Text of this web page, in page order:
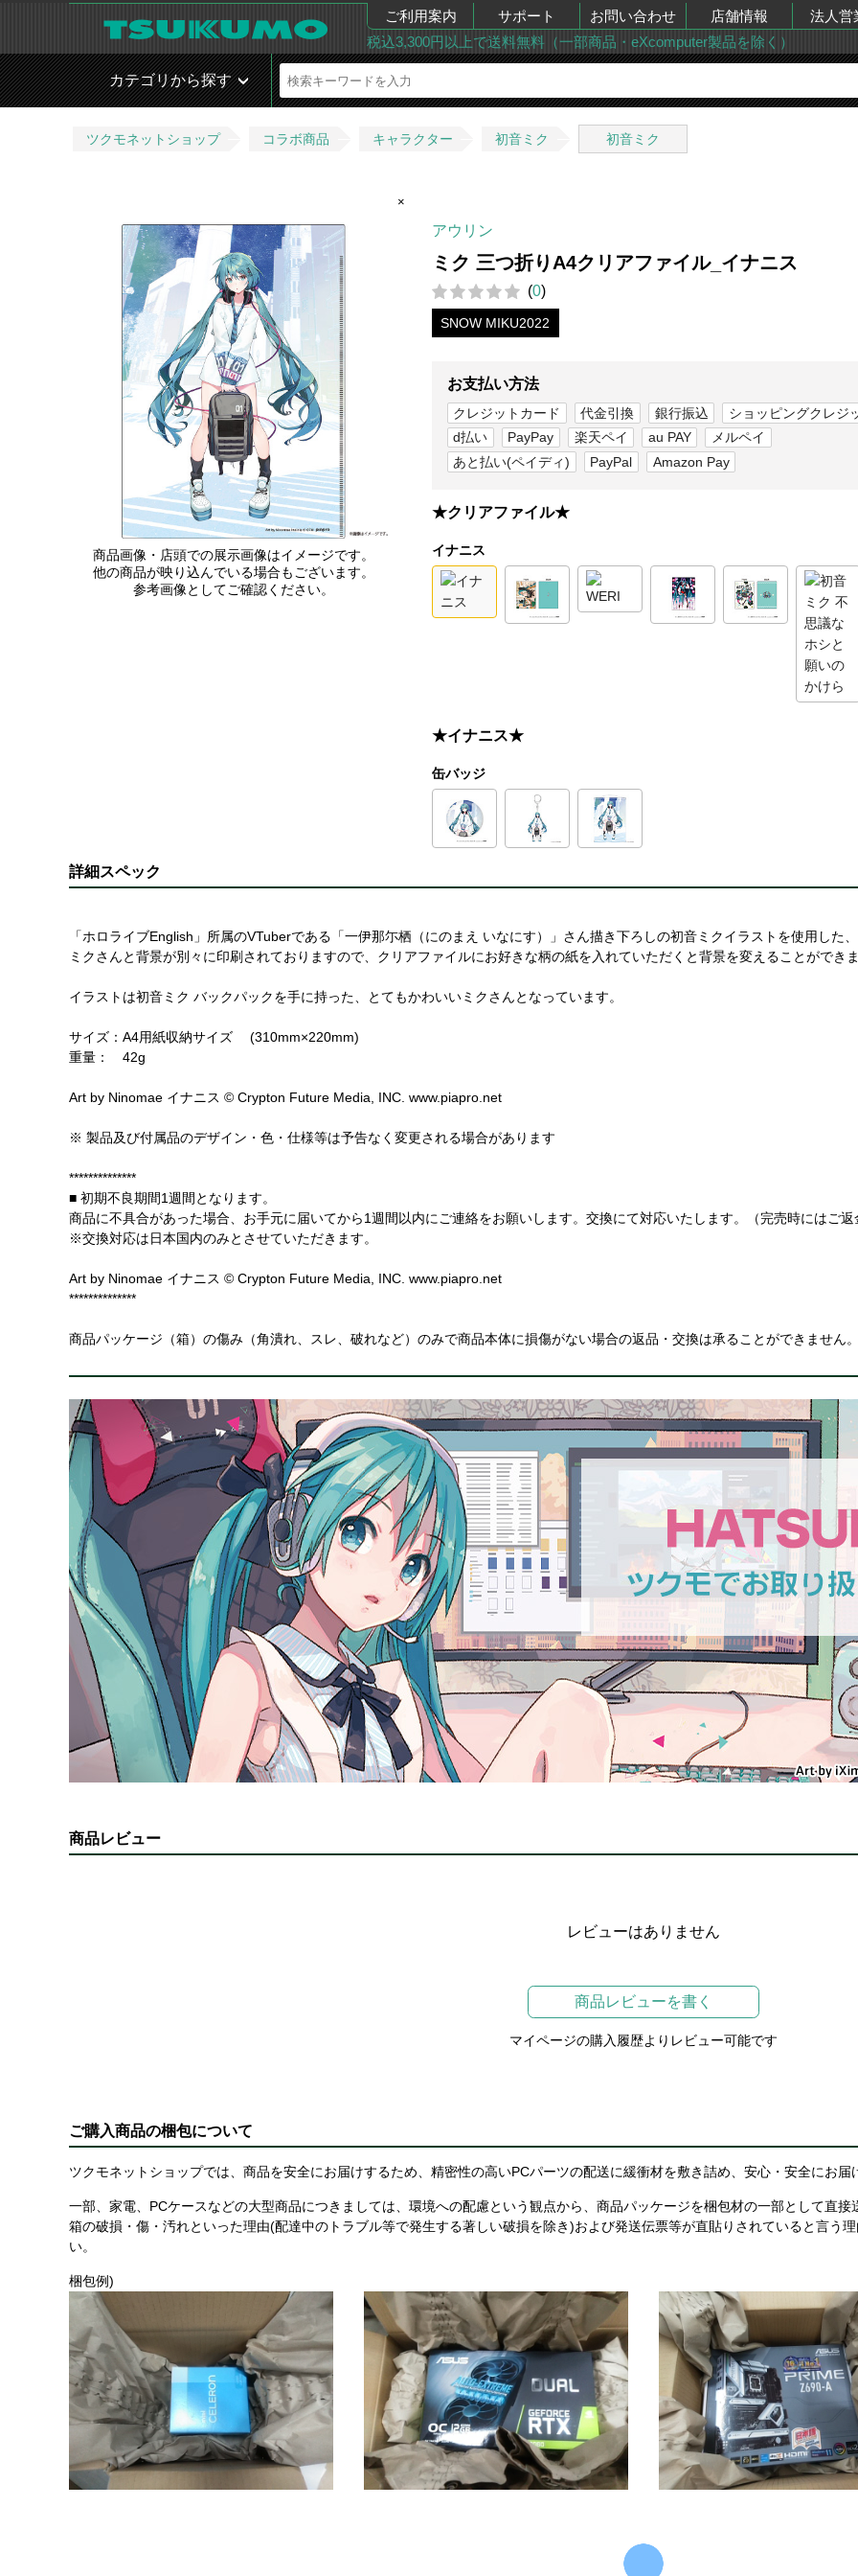
ご利用案内 サポート お問い合わせ 店舗情報
法人営
税込3,300円以上で送料無料（一部商品・eXcomputer製品を除く）
カテゴリから探す
ツクモネットショップ コラボ商品 キャラクター 初音ミク 初音ミク
商品画像・店頭での展示画像はイメージです。
他の商品が映り込んでいる場合もございます。
参考画像としてご確認ください。
×
アウリン
ミク 三つ折りA4クリアファイル_イナニス
(0)
SNOW MIKU2022
お支払い方法
クレジットカード 代金引換 銀行振込
ショッピングクレジ
d払い
PayPay 楽天ペイ au PAY
メルペイ
あと払い(ペイディ)
PayPal Amazon Pay
★クリアファイル★
イナニス
★イナニス★
缶バッジ
詳細スペック
「ホロライブEnglish」所属のVTuberである「一伊那尓栖（にのまえ いなにす）」さん描き下ろしの初音ミクイラストを使用した
ミクさんと背景が別々に印刷されておりますので、クリアファイルにお好きな柄の紙を入れていただくと背景を変えることができ
イラストは初音ミク バックパックを手に持った、とてもかわいいミクさんとなっています。
サイズ：A4用紙収納サイズ (310mm×220mm)
重量： 42g
Art by Ninomae イナニス © Crypton Future Media, INC. www.piapro.net
※ 製品及び付属品のデザイン・色・仕様等は予告なく変更される場合があります
**************
■ 初期不良期間1週間となります。
商品に不具合があった場合、お手元に届いてから1週間以内にご連絡をお願いします。交換にて対応いたします。（完売時にはご
※交換対応は日本国内のみとさせていただきます。
Art by Ninomae イナニス © Crypton Future Media, INC. www.piapro.net
**************
商品パッケージ（箱）の傷み（角潰れ、スレ、破れなど）のみで商品本体に損傷がない場合の返品・交換は承ることができません
商品レビュー
レビューはありません
商品レビューを書く
マイページの購入履歴よりレビュー可能です
ご購入商品の梱包について
ツクモネットショップでは、商品を安全にお届けするため、精密性の高いPCパーツの配送に緩衝材を敷き詰め、安心・安全にお
一部、家電、PCケースなどの大型商品につきましては、環境への配慮という観点から、商品パッケージを梱包材の一部として直
箱の破損・傷・汚れといった理由(配達中のトラブル等で発生する著しい破損を除き)および発送伝票等が直貼りされていると言う
い。
梱包例)